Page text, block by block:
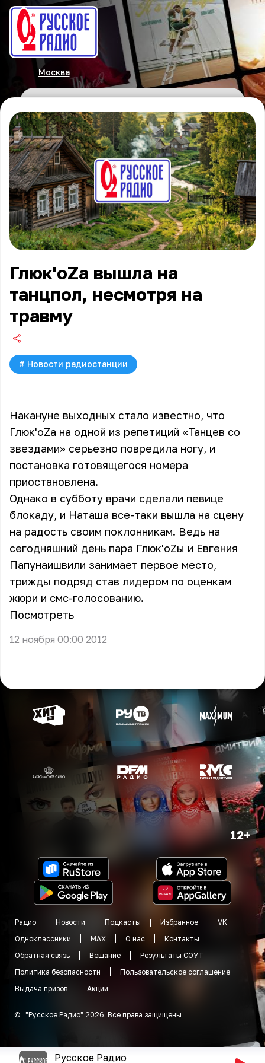
Москва
Глюк'oZа вышла на
танцпол, несмотря на
травму
# Новости радиостанции
Накануне выходных стало известно, что
Глюк'oZа на одной из репетиций «Танцев со
звездами» серьезно повредила ногу, и
постановка готовящегося номера
приостановлена.
Однако в субботу врачи сделали певице
блокаду, и Наташа все-таки вышла на сцену
на радость своим поклонникам. Ведь на
сегодняшний день пара Глюк'oZы и Евгения
Папунаишвили занимает первое место,
трижды подряд став лидером по оценкам
жюри и смс-голосованию.
Посмотреть
12 ноября 00:00 2012
12+
Радио Новости Подкасты Избранное
VK
Одноклассники
MAX О нас
Контакты
Обратная связь
Вещание
Результаты СОУТ
Политика безопасности
Пользовательское соглашение
Выдача призов
Акции
© "Русское Радио" 2026. Все права защищены
Русское Радио